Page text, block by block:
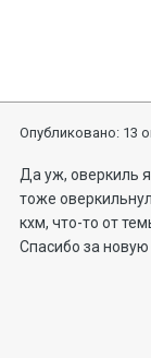
Опубликовано: 13
Да уж, оверкиль
тоже
кхм, что-то от
Спасибо за новую